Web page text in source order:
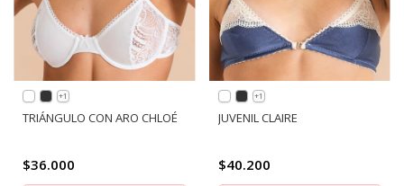
+1
TRIÁNGULO CON ARO CHLOÉ
$36.000
+1
JUVENIL CLAIRE
$40.200